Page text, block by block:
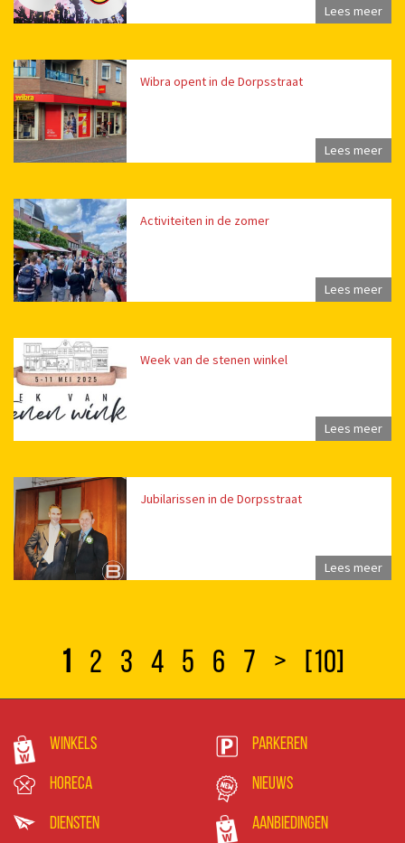
Lees meer
Wibra opent in de Dorpsstraat
Lees meer
Activiteiten in de zomer
Lees meer
Week van de stenen winkel
Lees meer
Jubilarissen in de Dorpsstraat
Lees meer
1 2 3 4 5 6 7 > [10]
Winkels
Horeca
Diensten
Parkeren
Nieuws
Aanbiedingen